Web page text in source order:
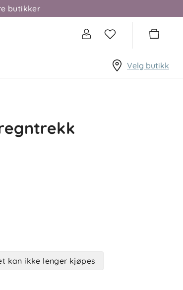
butikker
Velg butikk
kan ikke lenger kjøpes